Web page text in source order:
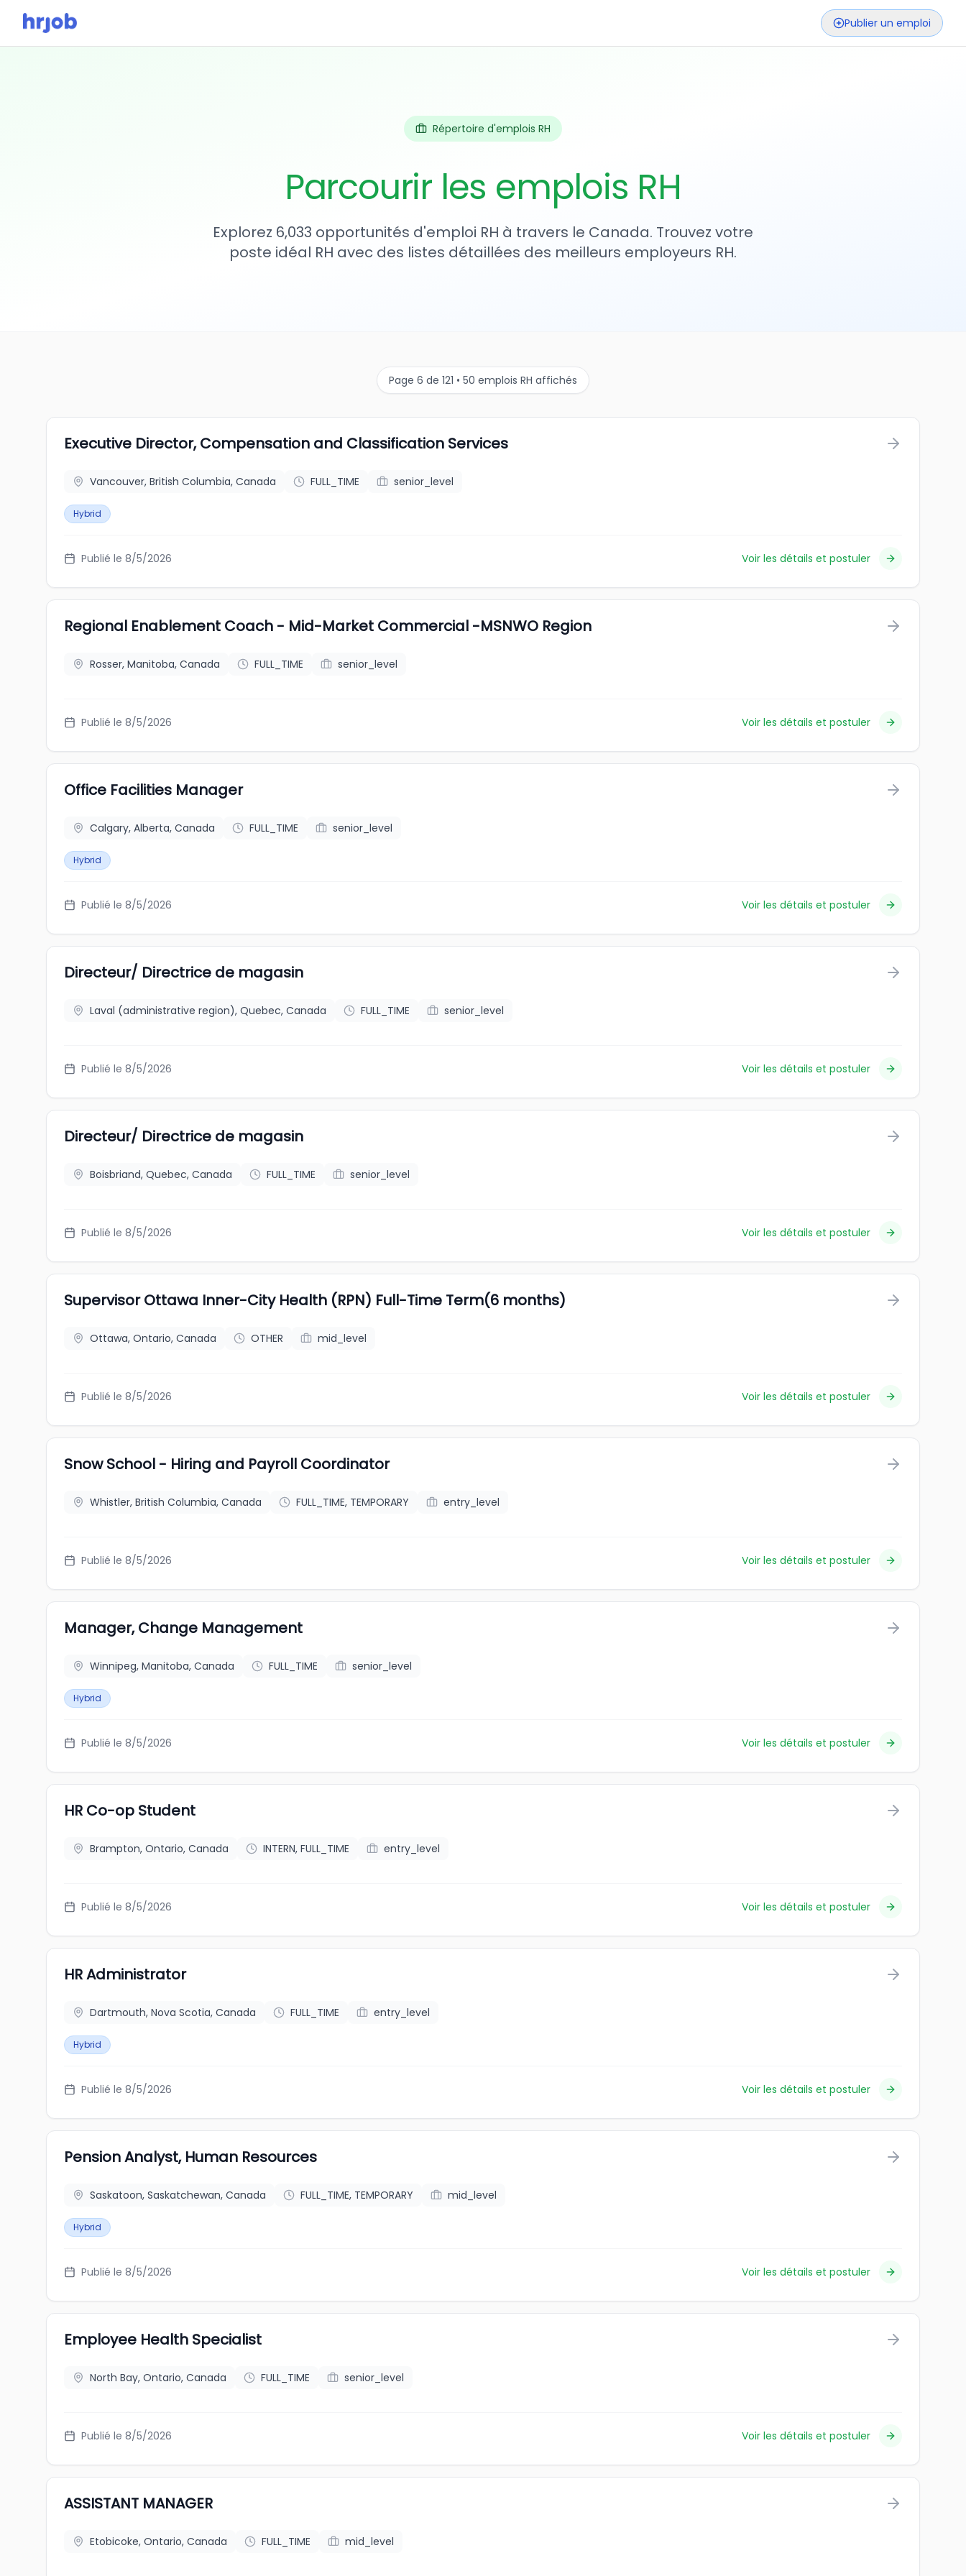
Publier un emploi
Répertoire d'emplois RH
Parcourir les emplois RH
Explorez 6,033 opportunités d'emploi RH à travers le Canada. Trouvez votre
poste idéal RH avec des listes détaillées des meilleurs employeurs RH.
Page 6 de 121 • 50 emplois RH affichés
Executive Director, Compensation and Classification Services
Vancouver, British Columbia, Canada FULL_TIME senior_level
Hybrid
Publié le 8/5/2026 Voir les détails et postuler
Regional Enablement Coach - Mid-Market Commercial -MSNWO Region
Rosser, Manitoba, Canada FULL_TIME senior_level
Publié le 8/5/2026 Voir les détails et postuler
Office Facilities Manager
Calgary, Alberta, Canada FULL_TIME senior_level
Hybrid
Publié le 8/5/2026 Voir les détails et postuler
Directeur/ Directrice de magasin
Laval (administrative region), Quebec, Canada FULL_TIME senior_level
Publié le 8/5/2026 Voir les détails et postuler
Directeur/ Directrice de magasin
Boisbriand, Quebec, Canada FULL_TIME senior_level
Publié le 8/5/2026 Voir les détails et postuler
Supervisor Ottawa Inner-City Health (RPN) Full-Time Term(6 months)
Ottawa, Ontario, Canada OTHER mid_level
Publié le 8/5/2026 Voir les détails et postuler
Snow School - Hiring and Payroll Coordinator
Whistler, British Columbia, Canada FULL_TIME, TEMPORARY entry_level
Publié le 8/5/2026 Voir les détails et postuler
Manager, Change Management
Winnipeg, Manitoba, Canada FULL_TIME senior_level
Hybrid
Publié le 8/5/2026 Voir les détails et postuler
HR Co-op Student
Brampton, Ontario, Canada INTERN, FULL_TIME entry_level
Publié le 8/5/2026 Voir les détails et postuler
HR Administrator
Dartmouth, Nova Scotia, Canada FULL_TIME entry_level
Hybrid
Publié le 8/5/2026 Voir les détails et postuler
Pension Analyst, Human Resources
Saskatoon, Saskatchewan, Canada FULL_TIME, TEMPORARY mid_level
Hybrid
Publié le 8/5/2026 Voir les détails et postuler
Employee Health Specialist
North Bay, Ontario, Canada FULL_TIME senior_level
Publié le 8/5/2026 Voir les détails et postuler
ASSISTANT MANAGER
Etobicoke, Ontario, Canada FULL_TIME mid_level